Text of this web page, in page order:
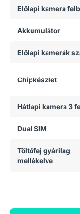
Előlapi kamera
Akkumulátor
Előlapi kamerák
Chipkészlet
Hátlapi kamera 3
Dual SIM
Töltőfej gyárilag
mellékelve